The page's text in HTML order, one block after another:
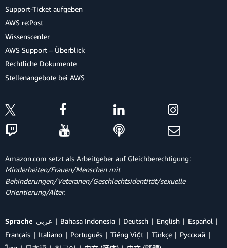
Support-Ticket aufgeben
AWS re:Post
Wissenscenter
AWS Support – Überblick
Rechtliche Dokumente
Stellenangebote bei AWS
Amazon.com setzt als Arbeitgeber auf Gleichberechtigung:
Minderheiten/Frauen/Menschen mit
Behinderungen/Veteranen/Geschlechtsidentität/sexuelle
Orientierung/Alter.
Sprache عربي Bahasa Indonesia Deutsch English
Español
Français
Italiano Português Tiếng Việt Türkçe
Ρусский